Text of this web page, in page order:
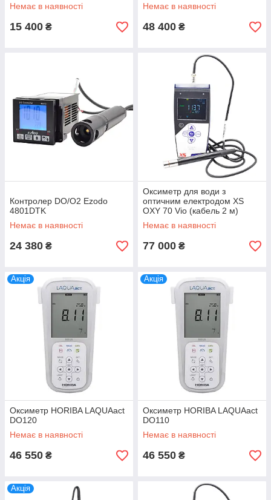
Немає в наявності
15 400 ₴
Немає в наявності
48 400 ₴
Контролер DO/O2 Ezodo
4801DTK
Немає в наявності
24 380 ₴
Оксиметр для води з
оптичним електродом XS
OXY 70 Vio (кабель 2 м)
Немає в наявності
77 000 ₴
Акція
Оксиметр HORIBA LAQUAact
DO120
Немає в наявності
46 550 ₴
Акція
Оксиметр HORIBA LAQUAact
DO110
Немає в наявності
46 550 ₴
Акція